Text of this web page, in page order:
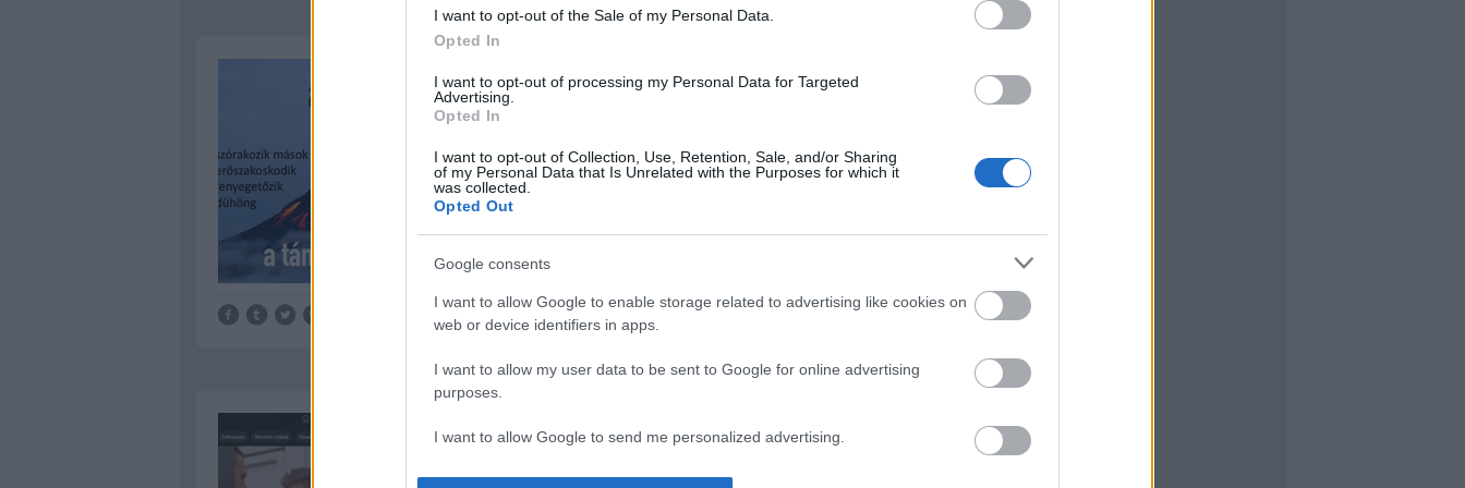
I want to opt-out of the Sale of my Personal Data.
Opted In
I want to opt-out of processing my Personal Data for Targeted
Advertising.
Opted In
I want to opt-out of Collection, Use, Retention, Sale, and/or Sharing
of my Personal Data that Is Unrelated with the Purposes for which it
was collected.
Opted Out
Google consents
I want to allow Google to enable storage related to advertising like cookies on
web or device identifiers in apps.
I want to allow my user data to be sent to Google for online advertising
purposes.
I want to allow Google to send me personalized advertising.
megállapíthatjuk, hogy évezredek óta
szokás az, hogy félelmet kelt a…
2022-ben kezdtem írni, de még most
is, sőt azóta talán jobban igaz. Ez aztán
egy háború és már el is múlt a vírus
pár helyen. Érdekes, de most ezzel
nem…
Tovább